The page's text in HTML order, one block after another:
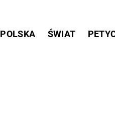
POLSKA ŚWIAT